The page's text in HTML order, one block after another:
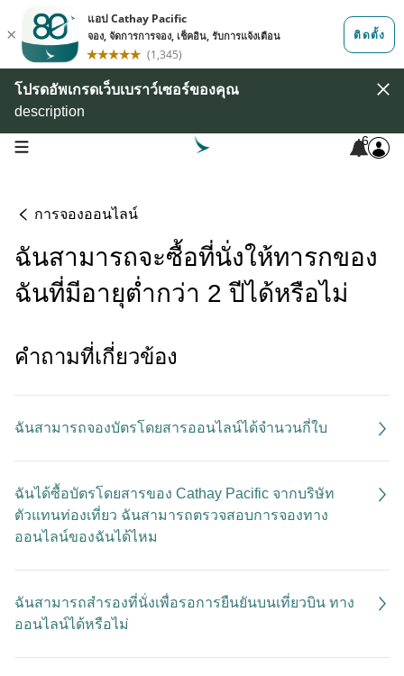
โปรดอัพเกรดเว็บเบราว์เซอร์ของคุณ
description
open navigation menu 6
การจองออนไลน์
ฉันสามารถจะซื้อที่นั่งให้ทารกของ
ฉันที่มีอายุต่ำกว่า 2 ปีได้หรือไม่
คําถามที่เกี่ยวข้อง
ฉันสามารถจองบัตรโดยสารออนไลน์ได้จำนวนกี่ใบ
ฉันได้ซื้อบัตรโดยสารของ Cathay Pacific จากบริษัท
ตัวแทนท่องเที่ยว ฉันสามารถตรวจสอบการจองทาง
ออนไลน์ของฉันได้ไหม
ฉันสามารถสำรองที่นั่งเพื่อรอการยืนยันบนเที่ยวบิน ทาง
ออนไลน์ได้หรือไม่